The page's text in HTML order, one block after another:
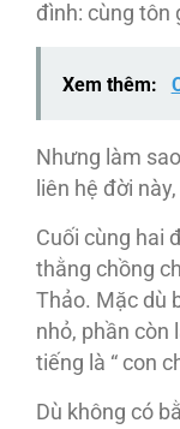
đình: cùng tôn
Xem thêm:
Nhưng làm
liên hệ đời
Cuối cùng hai
thằng chồng
Thảo. Mặc dù
nhỏ, phần còn
tiếng là “ con
Dù không có